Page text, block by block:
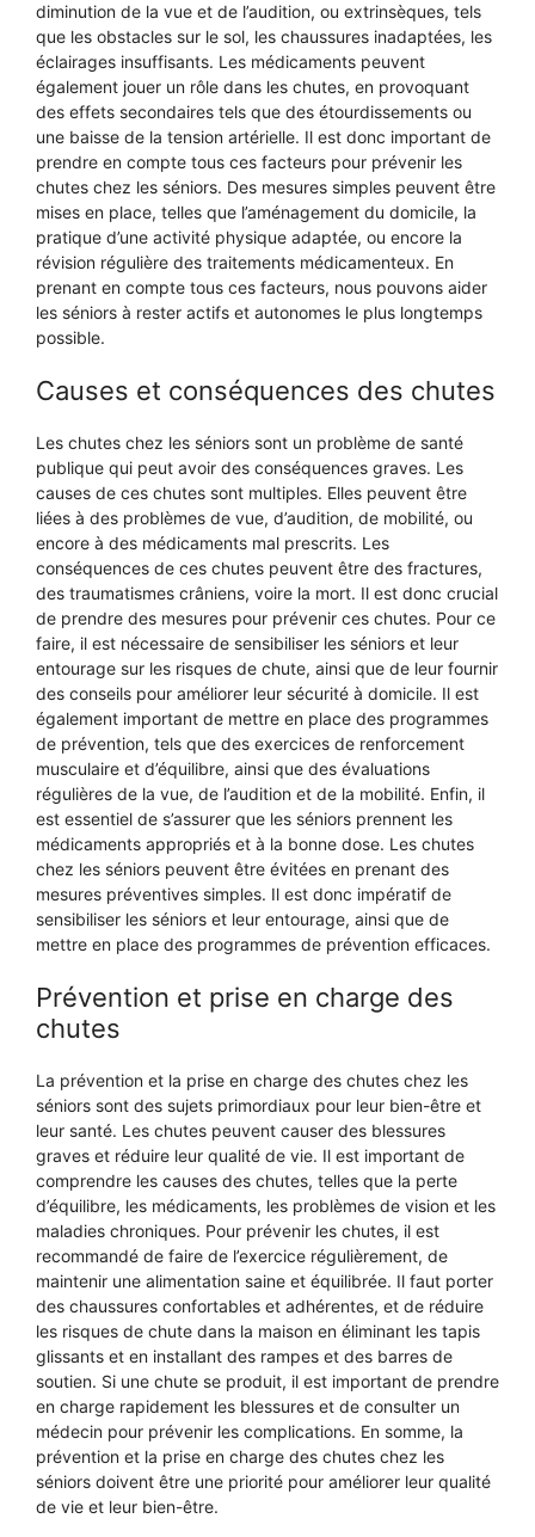
diminution de la vue et de l’audition, ou extrinsèques, tels
que les obstacles sur le sol, les chaussures inadaptées, les
éclairages insuffisants. Les médicaments peuvent
également jouer un rôle dans les chutes, en provoquant
des effets secondaires tels que des étourdissements ou
une baisse de la tension artérielle. Il est donc important de
prendre en compte tous ces facteurs pour prévenir les
chutes chez les séniors. Des mesures simples peuvent être
mises en place, telles que l’aménagement du domicile, la
pratique d’une activité physique adaptée, ou encore la
révision régulière des traitements médicamenteux. En
prenant en compte tous ces facteurs, nous pouvons aider
les séniors à rester actifs et autonomes le plus longtemps
possible.
Causes et conséquences des chutes
Les chutes chez les séniors sont un problème de santé
publique qui peut avoir des conséquences graves. Les
causes de ces chutes sont multiples. Elles peuvent être
liées à des problèmes de vue, d’audition, de mobilité, ou
encore à des médicaments mal prescrits. Les
conséquences de ces chutes peuvent être des fractures,
des traumatismes crâniens, voire la mort. Il est donc crucial
de prendre des mesures pour prévenir ces chutes. Pour ce
faire, il est nécessaire de sensibiliser les séniors et leur
entourage sur les risques de chute, ainsi que de leur fournir
des conseils pour améliorer leur sécurité à domicile. Il est
également important de mettre en place des programmes
de prévention, tels que des exercices de renforcement
musculaire et d’équilibre, ainsi que des évaluations
régulières de la vue, de l’audition et de la mobilité. Enfin, il
est essentiel de s’assurer que les séniors prennent les
médicaments appropriés et à la bonne dose. Les chutes
chez les séniors peuvent être évitées en prenant des
mesures préventives simples. Il est donc impératif de
sensibiliser les séniors et leur entourage, ainsi que de
mettre en place des programmes de prévention efficaces.
Prévention et prise en charge des
chutes
La prévention et la prise en charge des chutes chez les
séniors sont des sujets primordiaux pour leur bien-être et
leur santé. Les chutes peuvent causer des blessures
graves et réduire leur qualité de vie. Il est important de
comprendre les causes des chutes, telles que la perte
d’équilibre, les médicaments, les problèmes de vision et les
maladies chroniques. Pour prévenir les chutes, il est
recommandé de faire de l’exercice régulièrement, de
maintenir une alimentation saine et équilibrée. Il faut porter
des chaussures confortables et adhérentes, et de réduire
les risques de chute dans la maison en éliminant les tapis
glissants et en installant des rampes et des barres de
soutien. Si une chute se produit, il est important de prendre
en charge rapidement les blessures et de consulter un
médecin pour prévenir les complications. En somme, la
prévention et la prise en charge des chutes chez les
séniors doivent être une priorité pour améliorer leur qualité
de vie et leur bien-être.